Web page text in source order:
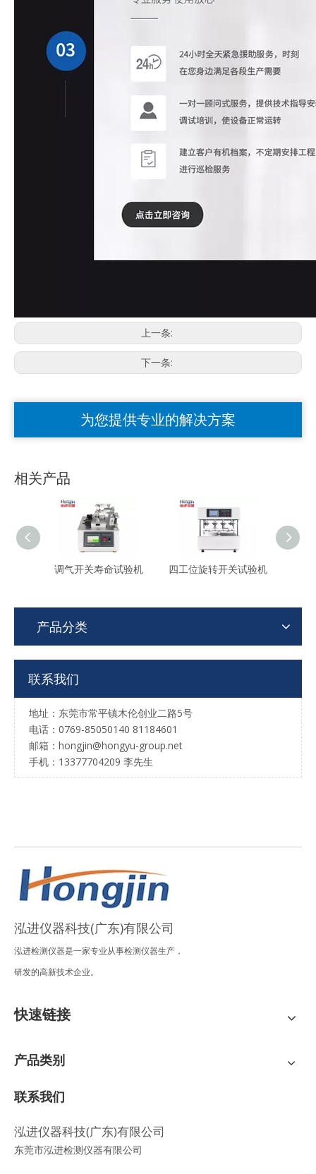
上一条:
下一条:
为您提供专业的解决方案
相关产品
调气开关寿命试验机 四工位旋转开关试验机
产品分类
联系我们
地址：东莞市常平镇木伦创业二路5号
电话：0769-85050140 81184601
邮箱：hongjin@hongyu-group.net
手机：13377704209 李先生
泓进仪器科技(广东)有限公司
泓进检测仪器是一家专业从事检测仪器生产，
研发的高新技术企业。
快速链接
产品类别
联系我们
泓进仪器科技(广东)有限公司
东莞市泓进检测仪器有限公司